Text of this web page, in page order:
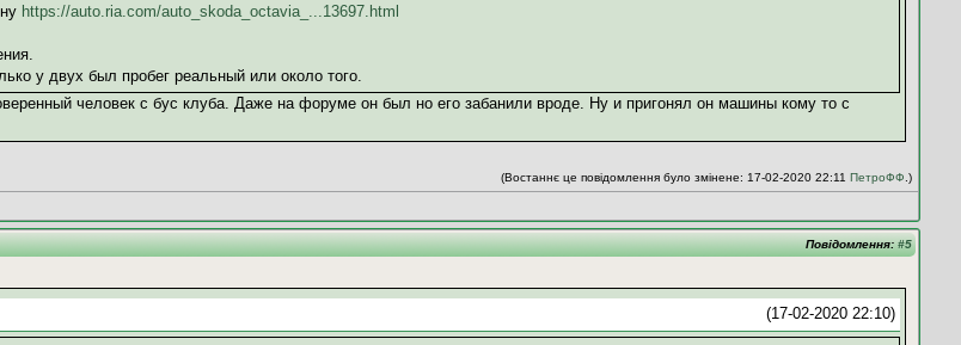
https://auto.ria.com/auto_skoda_octavia_...13697.html
у двух был пробег реальный или около того.
человек с бус клуба. Даже на форуме он был но его забанили вроде. Ну и пригонял он машины кому то с
(Востаннє це повідомлення було змінене: 17-02-2020 22:11 ПетроФФ .)
Повідомлення: #5
(17-02-2020 22:10)